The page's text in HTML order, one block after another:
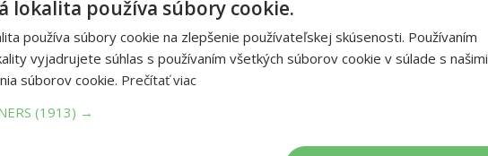
testimony to the power of the Iliad. This volume retells the
before the walls of besieged Troy, and the destruction it
strán:
lokalita používa súbory cookie.
používa súbory cookie na zlepšenie používateľskej skúsenosti. Používaním
vyjadrujete súhlas s používaním všetkých súborov cookie v súlade s našimi
súborov cookie. Prečítať viac
(1913) →